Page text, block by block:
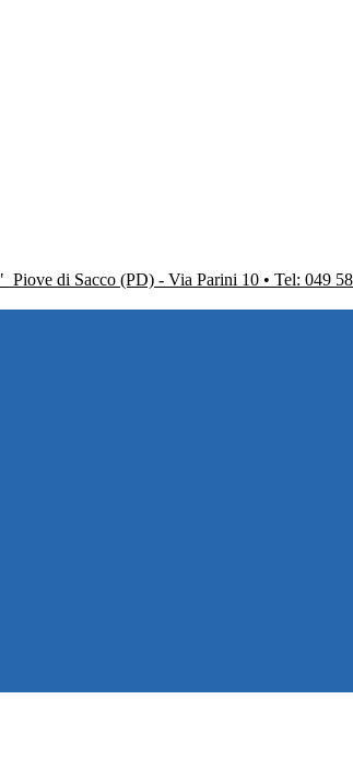
Piove di Sacco (PD) - Via Parini 10 • Tel: 049